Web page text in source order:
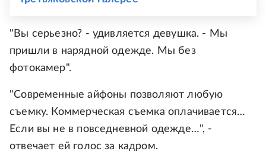
"Вы серьезно? - удивляется девушка. - Мы
пришли в нарядной одежде. Мы без
фотокамер".
"Современные айфоны позволяют любую
съемку. Коммерческая съемка оплачивается…
Если вы не в повседневной одежде…", -
отвечает ей голос за кадром.